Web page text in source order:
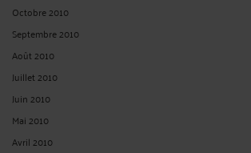
Octobre 2010
Septembre 2010
Août 2010
Juillet 2010
Juin 2010
Mai 2010
Avril 2010